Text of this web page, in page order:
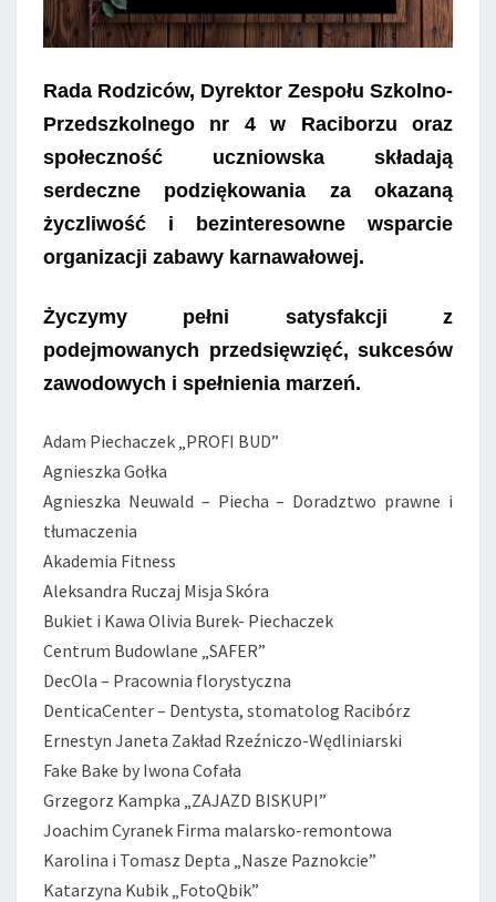
Rada Rodziców, Dyrektor Zespołu Szkolno-
Przedszkolnego nr 4 w Raciborzu oraz
społeczność uczniowska składają
serdeczne podziękowania za okazaną
życzliwość i bezinteresowne wsparcie
organizacji zabawy karnawałowej.
Życzymy pełni satysfakcji z
podejmowanych przedsięwzięć, sukcesów
zawodowych i spełnienia marzeń.
Adam Piechaczek „PROFI BUD”
Agnieszka Gołka
Agnieszka Neuwald – Piecha – Doradztwo prawne i
tłumaczenia
Akademia Fitness
Aleksandra Ruczaj Misja Skóra
Bukiet i Kawa Olivia Burek- Piechaczek
Centrum Budowlane „SAFER”
DecOla – Pracownia florystyczna
DenticaCenter – Dentysta, stomatolog Racibórz
Ernestyn Janeta Zakład Rzeźniczo-Wędliniarski
Fake Bake by Iwona Cofała
Grzegorz Kampka „ZAJAZD BISKUPI”
Joachim Cyranek Firma malarsko-remontowa
Karolina i Tomasz Depta „Nasze Paznokcie”
Katarzyna Kubik „FotoQbik”